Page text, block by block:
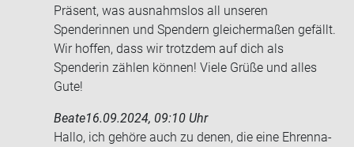
Präsent, was ausnahmslos all unseren
Spenderinnen und Spendern gleichermaßen gefällt.
Wir hoffen, dass wir trotzdem auf dich als
Spenderin zählen können! Viele Grüße und alles
Gute!
Beate16.09.2024, 09:10 Uhr
Hallo, ich ge­hö­re auch zu denen, die eine Eh­ren­na­